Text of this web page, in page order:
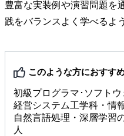
豊富な実装例や演習問題を
践をバランスよく学べるよ
このような方におすす
初級プログラマ･ソフト
経営システム工学科・情
自然言語処理・深層学習
人